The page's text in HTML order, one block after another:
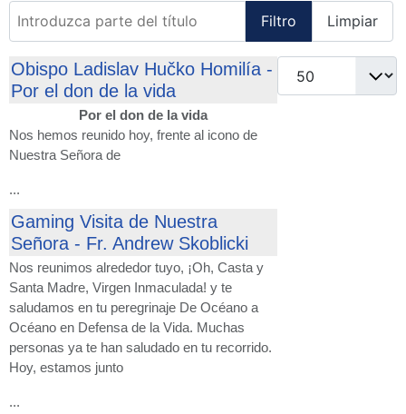
Introduzca parte del título
Filtro Limpiar
Cantidad
Obispo Ladislav Hučko Homilía -
Por el don de la vida
Por el don de la vida
Nos hemos reunido hoy, frente al icono de
Nuestra Señora de
...
Gaming Visita de Nuestra
Señora - Fr. Andrew Skoblicki
Nos reunimos alrededor tuyo, ¡Oh, Casta y
Santa Madre, Virgen Inmaculada! y te
saludamos en tu peregrinaje De Océano a
Océano en Defensa de la Vida. Muchas
personas ya te han saludado en tu recorrido.
Hoy, estamos junto
...